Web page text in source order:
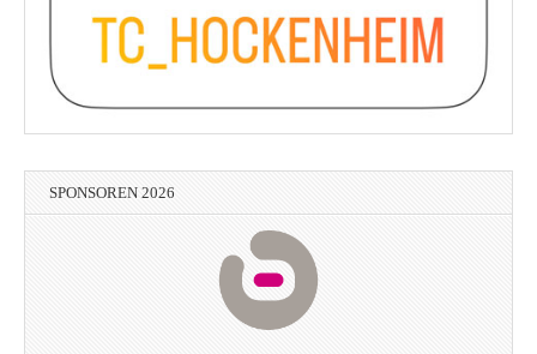
SPONSOREN 2026